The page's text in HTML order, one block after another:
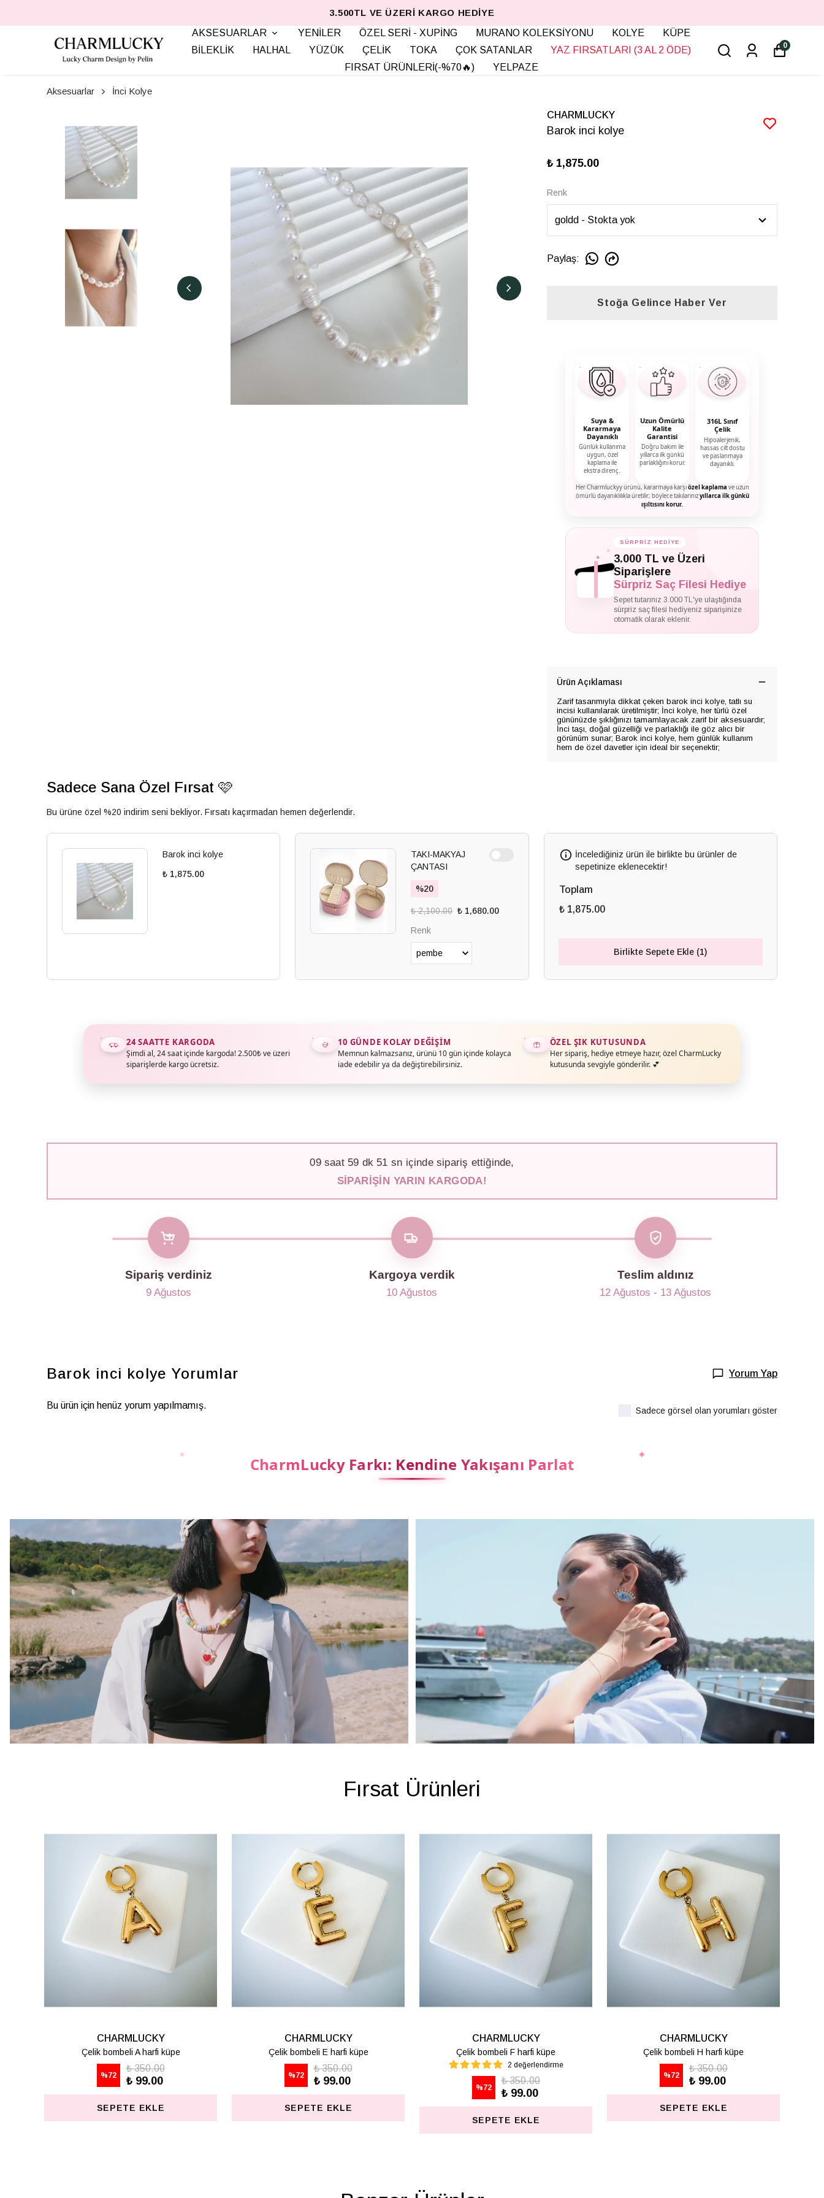
3.500TL VE ÜZERI KARGO HEDIYE
AKSESUARLAR
YENİLER ÖZEL SERİ - XUPİNG MURANO KOLEKSİYONU KOLYE
KÜPE
BİLEKLİK
HALHAL YÜZÜK ÇELİK TOKA ÇOK SATANLAR
YAZ FIRSATLARI (3 AL 2 ÖDE)
FIRSAT ÜRÜNLERİ(-%70🔥)
YELPAZE
0
Aksesuarlar İnci Kolye
CHARMLUCKY
Barok inci kolye
₺ 1,875.00
Renk
Paylaş:
Stoğa Gelince Haber Ver
Suya &
Kararmaya
Dayanıklı
Günlük kullanıma
uygun, özel
kaplama ile
ekstra direnç.
Uzun Ömürlü
Kalite
Garantisi
Doğru bakım ile
yıllarca ilk günkü
parlaklığını korur.
316L Sınıf
Çelik
Hipoalerjenik,
hassas cilt dostu
ve paslanmaya
dayanıklı.
Her Charmluckyy ürünü, kararmaya karşıözel kaplama ve uzun
ömürlü dayanıklılıkla üretilir; böylece takılarınızyıllarca ilk günkü
ışıltısını korur.
✦
✦
SÜRPRİZ HEDİYE
3.000 TL ve Üzeri
Siparişlere
Sürpriz Saç Filesi Hediye
Sepet tutarınız 3.000 TL'ye ulaştığında
sürpriz saç filesi hediyeniz siparişinize
otomatik olarak eklenir.
Ürün Açıklaması
Zarif tasarımıyla dikkat çeken barok inci kolye, tatlı su
incisi kullanılarak üretilmiştir; İnci kolye, her türlü özel
gününüzde şıklığınızı tamamlayacak zarif bir aksesuardır;
İnci taşı, doğal güzelliği ve parlaklığı ile göz alıcı bir
görünüm sunar; Barok inci kolye, hem günlük kullanım
hem de özel davetler için ideal bir seçenektir;
Sadece Sana Özel Fırsat 🩷
Bu ürüne özel %20 indirim seni bekliyor. Fırsatı kaçırmadan hemen değerlendir.
Barok inci kolye
₺ 1,875.00
TAKI-MAKYAJ
ÇANTASI
%20
₺ 2,100.00 ₺ 1,680.00
Renk
İncelediğiniz ürün ile birlikte bu ürünler de
sepetinize eklenecektir!
Toplam
₺ 1,875.00
Birlikte Sepete Ekle (1)
24 SAATTE KARGODA
Şimdi al, 24 saat içinde kargoda! 2.500₺ ve üzeri
siparişlerde kargo ücretsiz.
10 GÜNDE KOLAY DEĞIŞIM
Memnun kalmazsanız, ürünü 10 gün içinde kolayca
iade edebilir ya da değiştirebilirsiniz.
ÖZEL ŞIK KUTUSUNDA
Her sipariş, hediye etmeye hazır, özel CharmLucky
kutusunda sevgiyle gönderilir. 💕
09saat 59 dk 48 sn içinde sipariş ettiğinde,
SIPARIŞIN YARIN KARGODA!
Sipariş verdiniz
9 Ağustos
Kargoya verdik
10 Ağustos
Teslim aldınız
12 Ağustos - 13 Ağustos
Barok inci kolye Yorumlar Yorum Yap
Bu ürün için henüz yorum yapılmamış. Sadece görsel olan yorumları göster
CharmLucky Farkı: Kendine Yakışanı Parlat
Fırsat Ürünleri
CHARMLUCKY
Çelik bombeli K harfi küpe
%72
₺ 350.00
₺ 99.00
SEPETE EKLE
CHARMLUCKY
Çelik bombeli M harfi lüpe
1 değerlendirme
%72
₺ 350.00
₺ 99.00
SEPETE EKLE
CHARMLUCKY
Çelik bombeli S harfi küpe
%72
₺ 350.00
₺ 99.00
SEPETE EKLE
CHARMLUCKY
Çelik bombeli T harfi küpe
%72
₺ 350.00
₺ 99.00
SEPETE EKLE